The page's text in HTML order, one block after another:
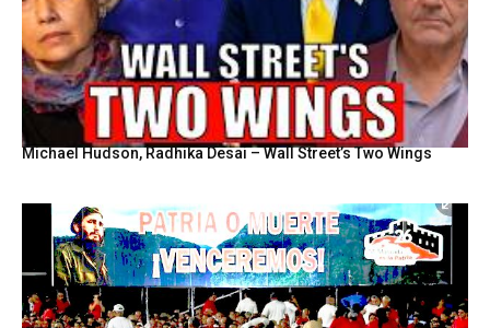
Michael Hudson, Radhika Desai – Wall Street’s Two Wings